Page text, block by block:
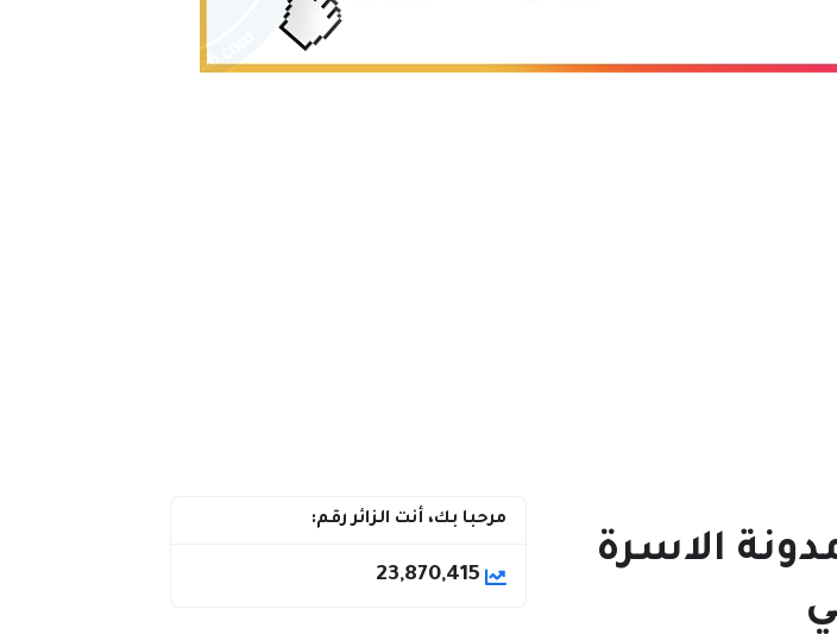
الاسرة
مرحبا بك، أنت الزائر رقم:
23,870,415